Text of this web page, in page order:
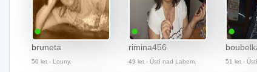
bruneta
50 let - Louny.
rimina456
49 let - Ústí nad Labem. 51 let -